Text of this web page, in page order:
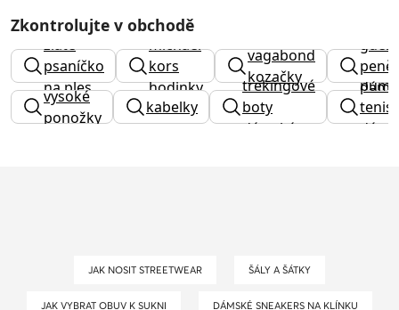
Zkontrolujte v obchodě
zlaté
psaníčko
na ples
michael
kors
hodinky
vagabond
kozačky
guess
vysoké
ponožky
kabelky
trekingové
boty
dámské
puma
JAK NOSIT STREETWEAR ŠÁLY A ŠÁTKY
JAK VYBRAT OBUV K SUKNI DÁMSKÉ SNEAKERS NA KLÍNKU